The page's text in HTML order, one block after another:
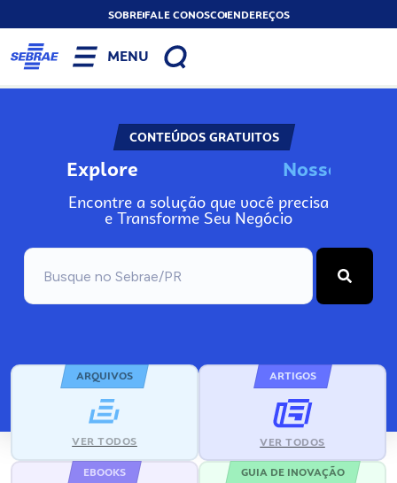
SOBREFALE CONOSCOENDEREÇOS
MENU
CONTEÚDOS GRATUITOS
Explore Nos
Encontre a solução que você precisa
e Transforme Seu Negócio
ARQUIVOS
VER TODOS
ARTIGOS
VER TODOS
EBOOKS GUIA DE INOVAÇÃO